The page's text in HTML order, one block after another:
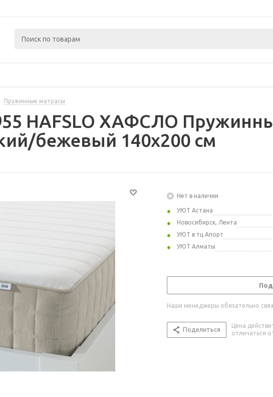
Пружинные матрасы
HAFSLO ХАФСЛО
бежевый 140x200 см
Нет в наличии
УЮТ Астана
Новосибирск, Лента
УЮТ в тц Апорт
УЮТ Алматы
Под
Наши менеджеры обязательно
Поделиться
Цена
отличаться